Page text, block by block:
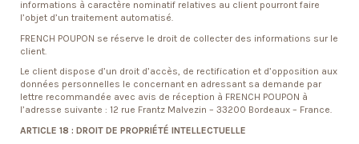
informations à caractère nominatif relatives au client pourront faire
l’objet d’un traitement automatisé.
FRENCH POUPON se réserve le droit de collecter des informations sur le
client.
Le client dispose d’un droit d’accès, de rectification et d’opposition aux
données personnelles le concernant en adressant sa demande par
lettre recommandée avec avis de réception à FRENCH POUPON à
l’adresse suivante : 12 rue Frantz Malvezin – 33200 Bordeaux – France.
ARTICLE 18 : DROIT DE PROPRIÉTÉ INTELLECTUELLE